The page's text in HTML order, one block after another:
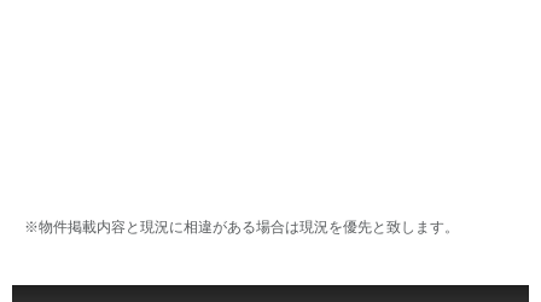
※物件掲載内容と現況に相違がある場合は現況を優先と致します。